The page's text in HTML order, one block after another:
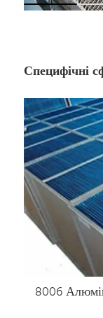
Специфічні
8006